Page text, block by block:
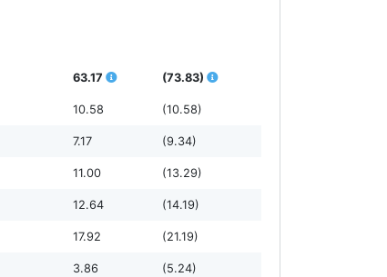
63.17 (73.83)
10.58 (10.58)
7.17 (9.34)
11.00 (13.29)
12.64 (14.19)
17.92 (21.19)
3.86 (5.24)